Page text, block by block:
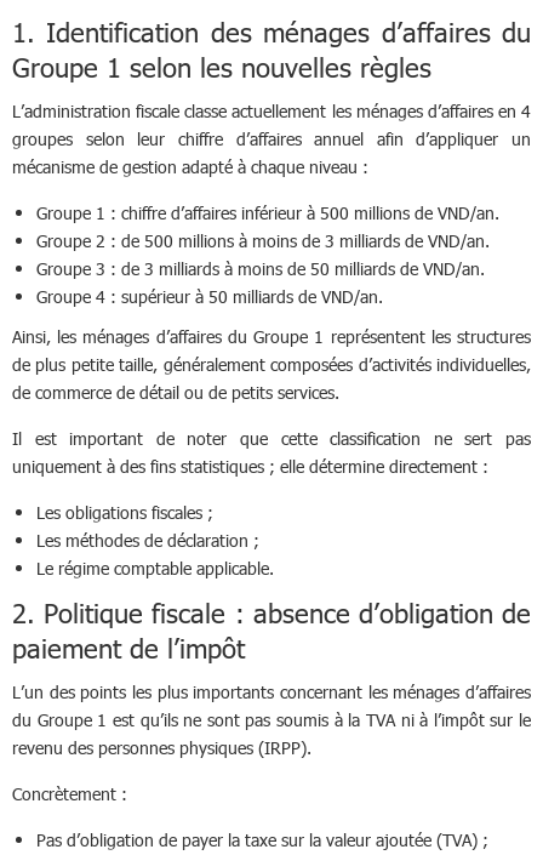
1. Identification des ménages d’affaires du
Groupe 1 selon les nouvelles règles
L’administration fiscale classe actuellement les ménages d’affaires en 4
groupes selon leur chiffre d’affaires annuel afin d’appliquer un
mécanisme de gestion adapté à chaque niveau :
Groupe 1 : chiffre d’affaires inférieur à 500 millions de VND/an.
Groupe 2 : de 500 millions à moins de 3 milliards de VND/an.
Groupe 3 : de 3 milliards à moins de 50 milliards de VND/an.
Groupe 4 : supérieur à 50 milliards de VND/an.
Ainsi, les ménages d’affaires du Groupe 1 représentent les structures
de plus petite taille, généralement composées d’activités individuelles,
de commerce de détail ou de petits services.
Il est important de noter que cette classification ne sert pas
uniquement à des fins statistiques ; elle détermine directement :
Les obligations fiscales ;
Les méthodes de déclaration ;
Le régime comptable applicable.
2. Politique fiscale : absence d’obligation de
paiement de l’impôt
L’un des points les plus importants concernant les ménages d’affaires
du Groupe 1 est qu’ils ne sont pas soumis à la TVA ni à l’impôt sur le
revenu des personnes physiques (IRPP).
Concrètement :
Pas d’obligation de payer la taxe sur la valeur ajoutée (TVA) ;